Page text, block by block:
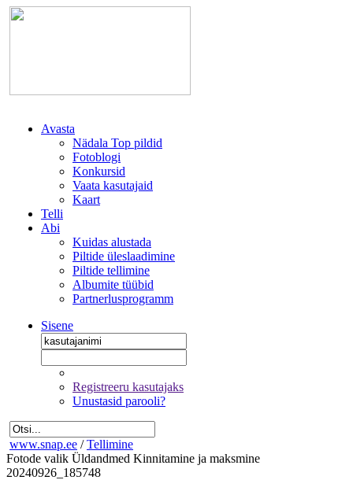
Avasta
Nädala Top pildid
Fotoblogi
Konkursid
Vaata kasutajaid
Kaart
Telli
Abi
Kuidas alustada
Piltide üleslaadimine
Piltide tellimine
Albumite tüübid
Partnerlusprogramm
Sisene
Registreeru kasutajaks
Unustasid parooli?
www.snap.ee / Tellimine
Fotode valik Üldandmed Kinnitamine ja maksmine
20240926_185748